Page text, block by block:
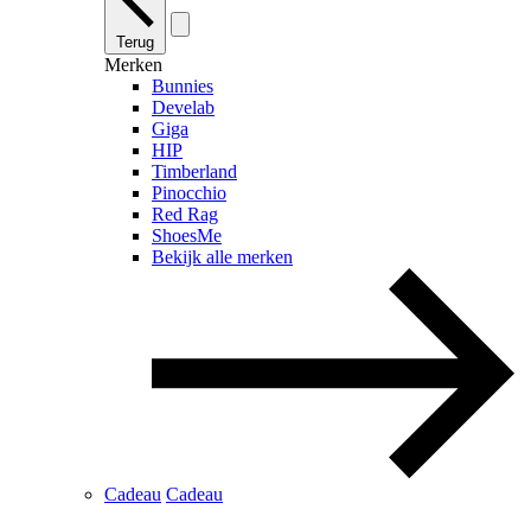
Terug
Merken
Bunnies
Develab
Giga
HIP
Timberland
Pinocchio
Red Rag
ShoesMe
Bekijk alle merken
Cadeau Cadeau